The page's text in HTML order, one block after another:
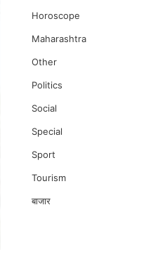
Horoscope
Maharashtra
Other
Politics
Social
Special
Sport
Tourism
बाजार